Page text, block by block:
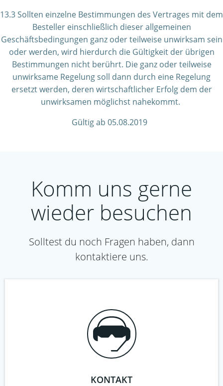
13.3 Sollten einzelne Bestimmungen des Vertrages mit dem
Besteller einschließlich dieser allgemeinen
Geschäftsbedingungen ganz oder teilweise unwirksam sein
oder werden, wird hierdurch die Gültigkeit der übrigen
Bestimmungen nicht berührt. Die ganz oder teilweise
unwirksame Regelung soll dann durch eine Regelung
ersetzt werden, deren wirtschaftlicher Erfolg dem der
unwirksamen möglichst nahekommt.
Gültig ab 05.08.2019
Komm uns gerne
wieder besuchen
Solltest du noch Fragen haben, dann
kontaktiere uns.
KONTAKT